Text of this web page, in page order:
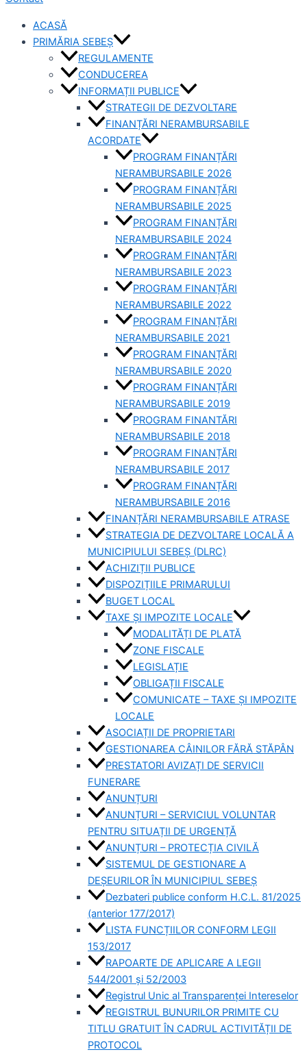
ACASĂ
PRIMĂRIA SEBEȘ
REGULAMENTE
CONDUCEREA
INFORMAȚII PUBLICE
STRATEGII DE DEZVOLTARE
FINANȚĂRI NERAMBURSABILE
ACORDATE
PROGRAM FINANȚĂRI
NERAMBURSABILE 2026
PROGRAM FINANȚĂRI
NERAMBURSABILE 2025
PROGRAM FINANȚĂRI
NERAMBURSABILE 2024
PROGRAM FINANȚĂRI
NERAMBURSABILE 2023
PROGRAM FINANȚĂRI
NERAMBURSABILE 2022
PROGRAM FINANȚĂRI
NERAMBURSABILE 2021
PROGRAM FINANȚĂRI
NERAMBURSABILE 2020
PROGRAM FINANȚĂRI
NERAMBURSABILE 2019
PROGRAM FINANTĂRI
NERAMBURSABILE 2018
PROGRAM FINANȚĂRI
NERAMBURSABILE 2017
PROGRAM FINANȚĂRI
NERAMBURSABILE 2016
FINANȚĂRI NERAMBURSABILE ATRASE
STRATEGIA DE DEZVOLTARE LOCALĂ A
MUNICIPIULUI SEBEȘ (DLRC)
ACHIZIȚII PUBLICE
DISPOZIȚIILE PRIMARULUI
BUGET LOCAL
TAXE ȘI IMPOZITE LOCALE
MODALITĂȚI DE PLATĂ
ZONE FISCALE
LEGISLAȚIE
OBLIGAȚII FISCALE
COMUNICATE – TAXE ȘI IMPOZITE
LOCALE
ASOCIAȚII DE PROPRIETARI
GESTIONAREA CÂINILOR FĂRĂ STĂPÂN
PRESTATORI AVIZAȚI DE SERVICII
FUNERARE
ANUNȚURI
ANUNȚURI – SERVICIUL VOLUNTAR
PENTRU SITUAȚII DE URGENȚĂ
ANUNȚURI – PROTECȚIA CIVILĂ
SISTEMUL DE GESTIONARE A
DEȘEURILOR ÎN MUNICIPIUL SEBEȘ
Dezbateri publice conform H.C.L. 81/2025
(anterior 177/2017)
LISTA FUNCȚIILOR CONFORM LEGII
153/2017
RAPOARTE DE APLICARE A LEGII
544/2001 și 52/2003
Registrul Unic al Transparenței Intereselor
REGISTRUL BUNURILOR PRIMITE CU
TITLU GRATUIT ÎN CADRUL ACTIVITĂȚII DE
PROTOCOL